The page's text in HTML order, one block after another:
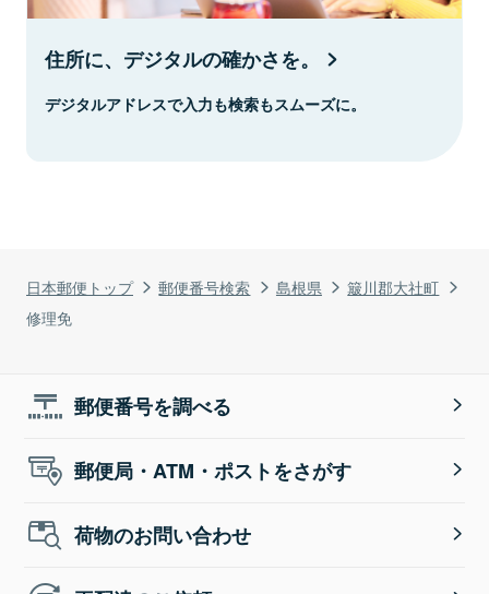
日本郵便トップ 郵便番号検索 島根県
簸川郡大社町
修理免
住所に、デジタルの確かさを。
デジタルアドレスで入力も検索もスムーズに。
郵便番号を調べる
郵便局・ATM・ポストをさがす
荷物のお問い合わせ